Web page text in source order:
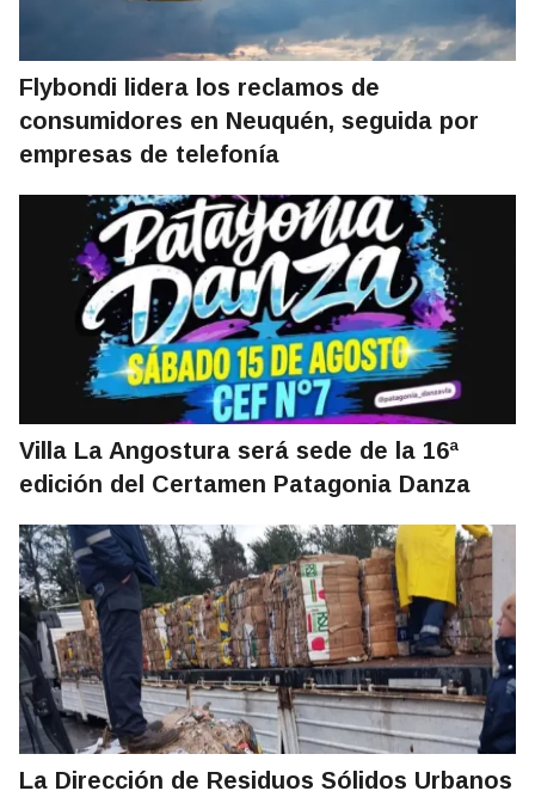
Flybondi lidera los reclamos de
consumidores en Neuquén, seguida por
empresas de telefonía
Villa La Angostura será sede de la 16ª
edición del Certamen Patagonia Danza
La Dirección de Residuos Sólidos Urbanos